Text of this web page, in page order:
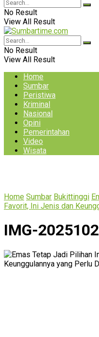
No Result
View All Result
No Result
View All Result
Home
Sumbar
Peristiwa
Kriminal
Nasional
Opini
Pemerintahan
Video
Wisata
Home Sumbar Bukittinggi
Favorit, Ini Jenis dan
IMG-